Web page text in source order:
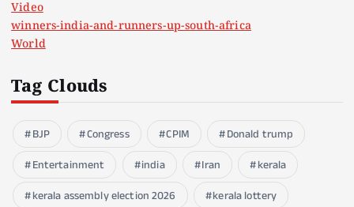
Video
winners-india-and-runners-up-south-africa
World
Tag Clouds
BJP Congress CPIM
Donald trump
Entertainment
india Iran
kerala
kerala assembly election 2026
kerala lottery